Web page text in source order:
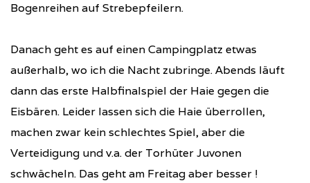
Bogenreihen auf Strebepfeilern.
Danach geht es auf einen Campingplatz etwas
außerhalb, wo ich die Nacht zubringe. Abends läuft
dann das erste Halbfinalspiel der Haie gegen die
Eisbären. Leider lassen sich die Haie überrollen,
machen zwar kein schlechtes Spiel, aber die
Verteidigung und v.a. der Torhüter Juvonen
schwächeln. Das geht am Freitag aber besser !